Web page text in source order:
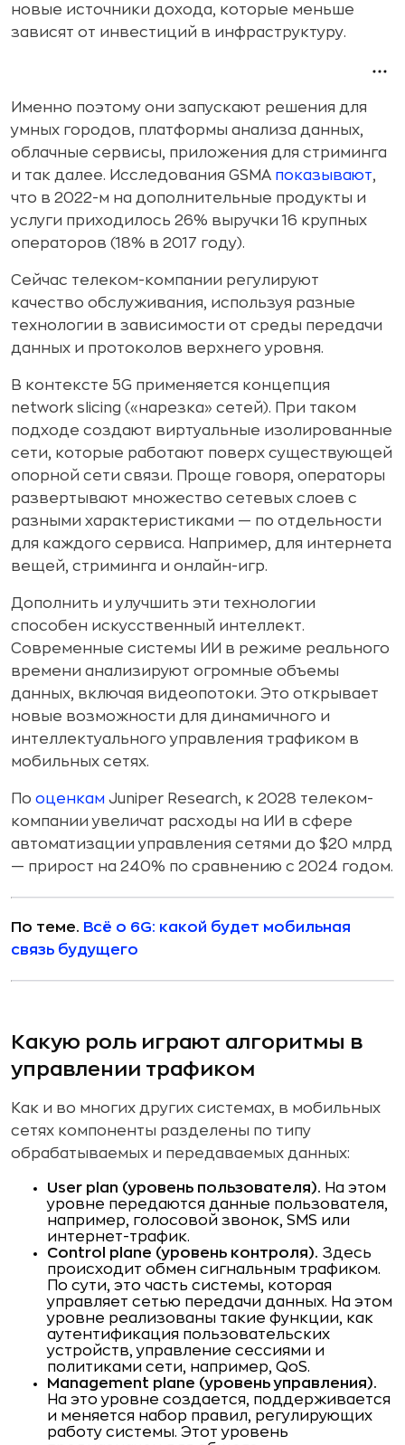
новые источники дохода, которые меньше
зависят от инвестиций в инфраструктуру.
Именно поэтому они запускают решения для
умных городов, платформы анализа данных,
облачные сервисы, приложения для стриминга
и так далее. Исследования GSMA показывают,
что в 2022-м на дополнительные продукты и
услуги приходилось 26% выручки 16 крупных
операторов (18% в 2017 году).
Сейчас телеком-компании регулируют
качество обслуживания, используя разные
технологии в зависимости от среды передачи
данных и протоколов верхнего уровня.
В контексте 5G применяется концепция
network slicing («нарезка» сетей). При таком
подходе создают виртуальные изолированные
сети, которые работают поверх существующей
опорной сети связи. Проще говоря, операторы
развертывают множество сетевых слоев с
разными характеристиками — по отдельности
для каждого сервиса. Например, для интернета
вещей, стриминга и онлайн-игр.
Дополнить и улучшить эти технологии
способен искусственный интеллект.
Современные системы ИИ в режиме реального
времени анализируют огромные объемы
данных, включая видеопотоки. Это открывает
новые возможности для динамичного и
интеллектуального управления трафиком в
мобильных сетях.
По оценкам Juniper Research, к 2028 телеком-
компании увеличат расходы на ИИ в сфере
автоматизации управления сетями до $20 млрд
— прирост на 240% по сравнению с 2024 годом.
По теме. Всё о 6G: какой будет мобильная
связь будущего
Какую роль играют алгоритмы в
управлении трафиком
Как и во многих других системах, в мобильных
сетях компоненты разделены по типу
обрабатываемых и передаваемых данных:
User plan (уровень пользователя). На этом
уровне передаются данные пользователя,
например, голосовой звонок, SMS или
интернет-трафик.
Control plane (уровень контроля). Здесь
происходит обмен сигнальным трафиком.
По сути, это часть системы, которая
управляет сетью передачи данных. На этом
уровне реализованы такие функции, как
аутентификация пользовательских
устройств, управление сессиями и
политиками сети, например, QoS.
Management plane (уровень управления).
На это уровне создается, поддерживается
и меняется набор правил, регулирующих
работу системы. Этот уровень